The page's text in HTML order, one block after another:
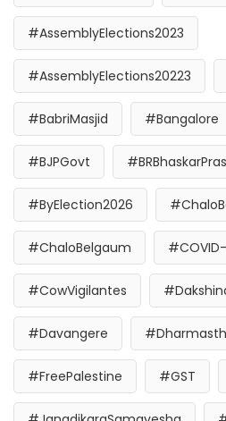
#AssemblyElections2023
#AssemblyElections20223
#BabriMasjid #Bangalore
#BJPGovt
#ByElection2026
#ChaloBelgaum #COVID-
#CowVigilantes
#Davangere
#FreePalestine #GST